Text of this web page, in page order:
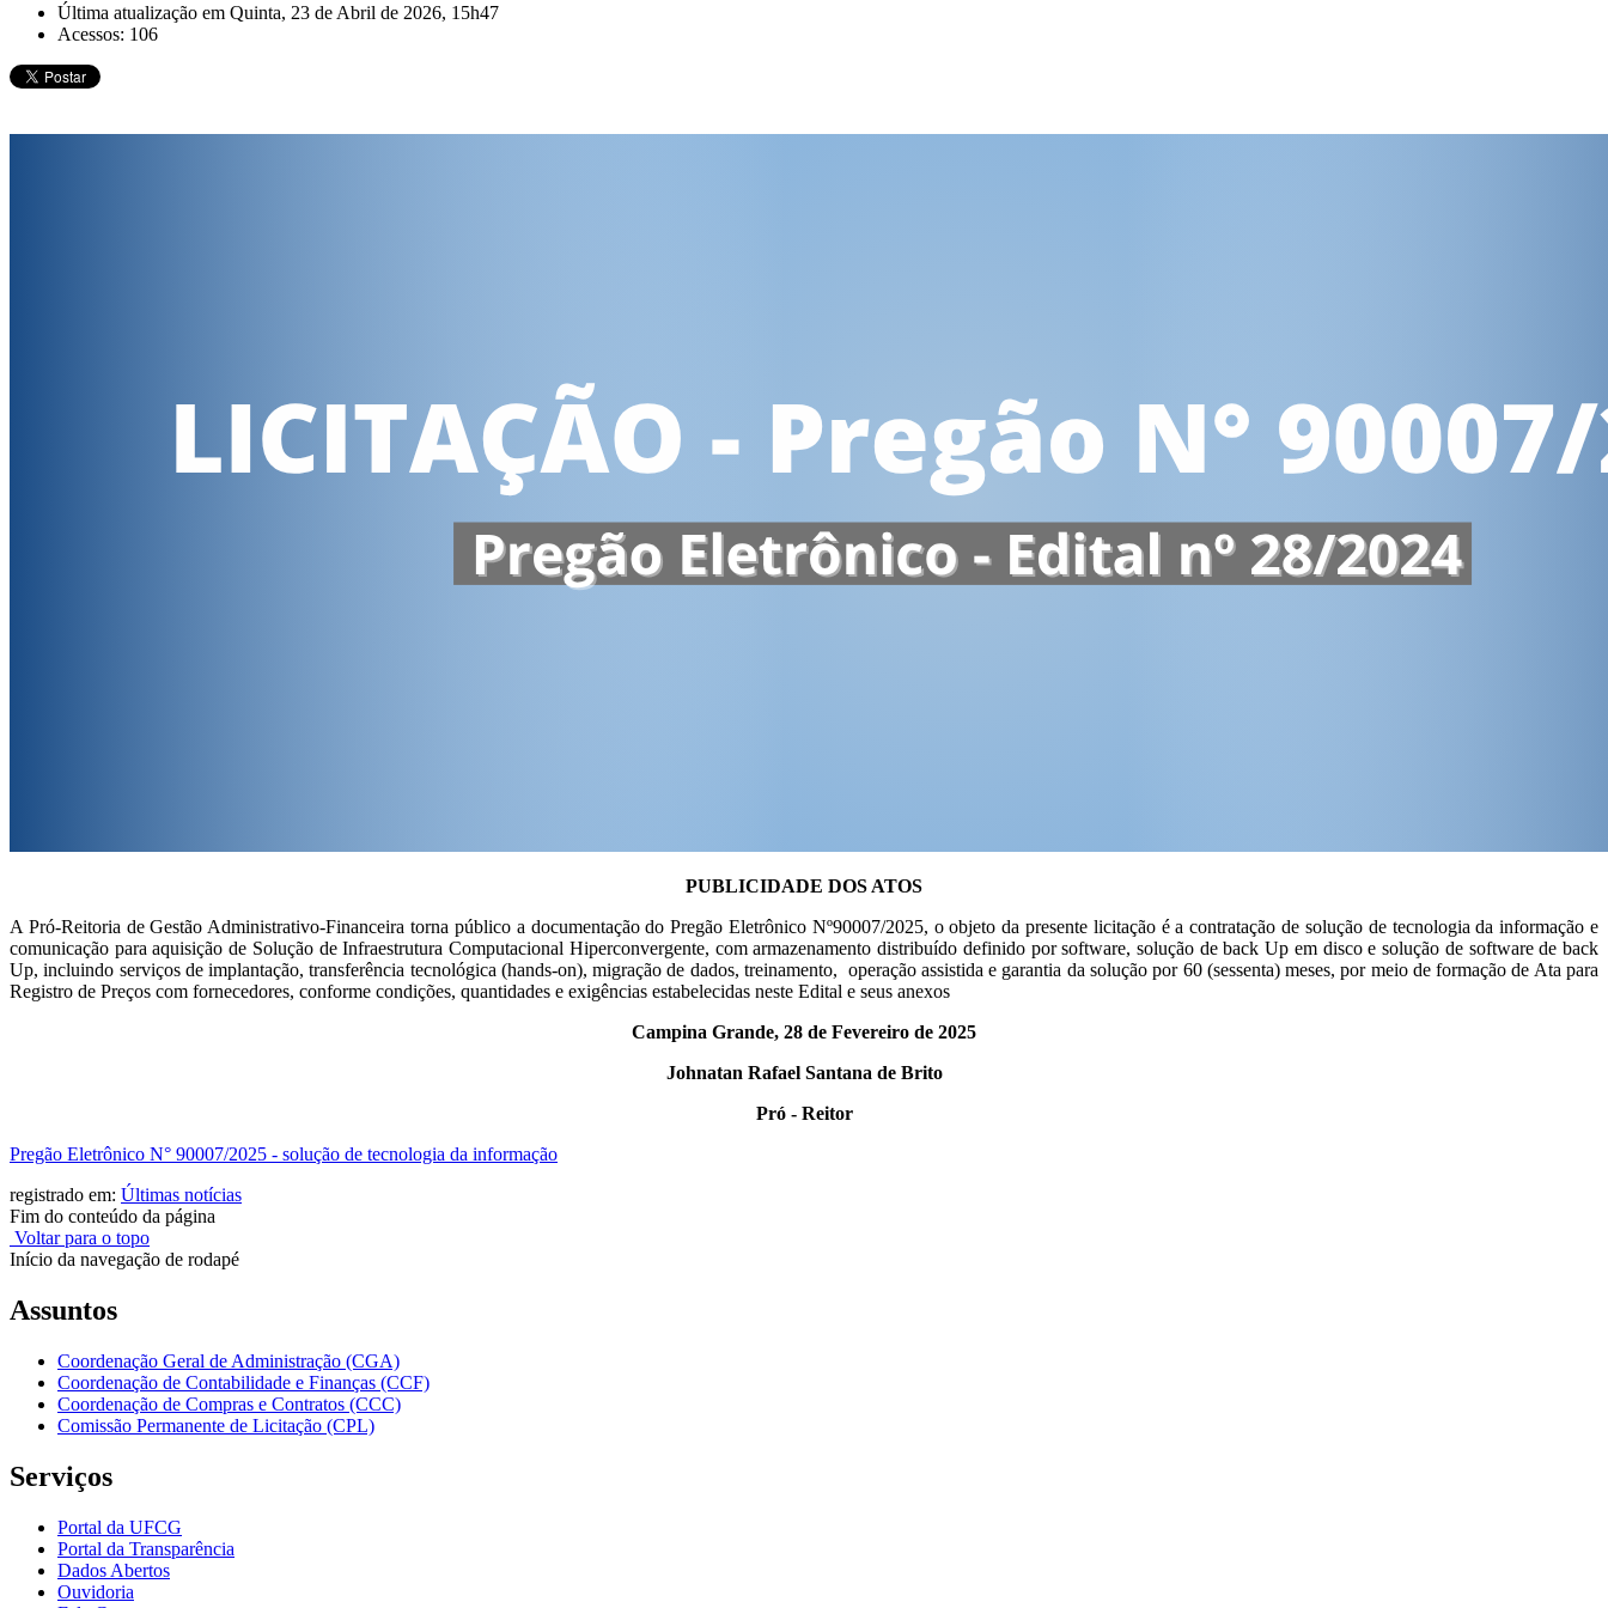
Última atualização em Quinta, 23 de Abril de 2026, 15h47
Acessos: 106
PUBLICIDADE DOS ATOS
A Pró-Reitoria de Gestão Administrativo-Financeira torna público a documentação do Pregão Eletrônico Nº90007/2025, o objeto da presente licitação é a contratação de solução de tecnologia da informação e
comunicação para aquisição de Solução de Infraestrutura Computacional Hiperconvergente, com armazenamento distribuído definido por software, solução de back Up em disco e solução de software de back
Up, incluindo serviços de implantação, transferência tecnológica (hands-on), migração de dados, treinamento, operação assistida e garantia da solução por 60 (sessenta) meses, por meio de formação de Ata para
Registro de Preços com fornecedores, conforme condições, quantidades e exigências estabelecidas neste Edital e seus anexos
Campina Grande, 28 de Fevereiro de 2025
Johnatan Rafael Santana de Brito
Pró - Reitor
Pregão Eletrônico N° 90007/2025 - solução de tecnologia da informação
registrado em: Últimas notícias
Fim do conteúdo da página
Voltar para o topo
Início da navegação de rodapé
Assuntos
Coordenação Geral de Administração (CGA)
Coordenação de Contabilidade e Finanças (CCF)
Coordenação de Compras e Contratos (CCC)
Comissão Permanente de Licitação (CPL)
Serviços
Portal da UFCG
Portal da Transparência
Dados Abertos
Ouvidoria